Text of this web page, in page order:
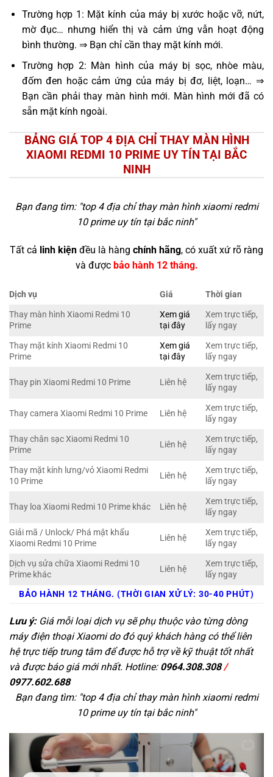
Trường hợp 1: Mặt kính của máy bị xước hoặc vỡ, nứt,
mờ đục… nhưng hiển thị và cảm ứng vẫn hoạt động
bình thường. ⇒ Bạn chỉ cần thay mặt kính mới.
Trường hợp 2: Màn hình của máy bị sọc, nhòe màu,
đốm đen hoặc cảm ứng của máy bị đơ, liệt, loạn… ⇒
Bạn cần phải thay màn hình mới. Màn hình mới đã có
sẵn mặt kính ngoài.
BẢNG GIÁ TOP 4 ĐỊA CHỈ THAY MÀN HÌNH
XIAOMI REDMI 10 PRIME UY TÍN TẠI BẮC
NINH
Bạn đang tìm: "top 4 địa chỉ thay màn hình xiaomi redmi
10 prime uy tín tại bắc ninh"
Tất cả linh kiện đều là hàng chính hãng, có xuất xứ rõ ràng
và được bảo hành 12 tháng.
Dịch vụ Giá
Thời gian
Thay màn hình Xiaomi Redmi 10
Prime
Xem giá
tại đây
Xem trực tiếp,
lấy ngay
Thay mặt kính Xiaomi Redmi 10
Prime
Xem giá
tại đây
Xem trực tiếp,
lấy ngay
Thay pin Xiaomi Redmi 10 Prime Liên hệ
Xem trực tiếp,
lấy ngay
Thay camera Xiaomi Redmi 10 Prime Liên hệ
Xem trực tiếp,
lấy ngay
Thay chân sạc Xiaomi Redmi 10
Prime
Liên hệ
Xem trực tiếp,
lấy ngay
Thay mặt kính lưng/vỏ Xiaomi Redmi
10 Prime
Liên hệ
Xem trực tiếp,
lấy ngay
Thay loa Xiaomi Redmi 10 Prime khác Liên hệ
Xem trực tiếp,
lấy ngay
Giải mã / Unlock/ Phá mật khẩu
Xiaomi Redmi 10 Prime
Liên hệ
Xem trực tiếp,
lấy ngay
Dịch vụ sửa chữa Xiaomi Redmi 10
Prime khác
Liên hệ
Xem trực tiếp,
lấy ngay
BẢO HÀNH 12 THÁNG. (THỜI GIAN XỬ LÝ: 30-40 PHÚT)
Lưu ý:Giá mỗi loại dịch vụ sẽ phụ thuộc vào từng dòng
máy điện thoại Xiaomi do đó quý khách hàng có thể liên
hệ trực tiếp trung tâm để được hỗ trợ về kỹ thuật tốt nhất
và được báo giá mới nhất. Hotline: 0964.308.308/
0977.602.688
Bạn đang tìm: "top 4 địa chỉ thay màn hình xiaomi redmi
10 prime uy tín tại bắc ninh"